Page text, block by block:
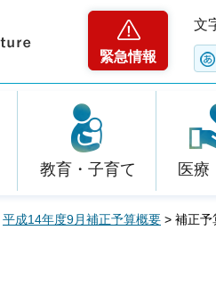
緊急情報
文
教育・子育て 医療
平成14年度9月補正予算概要 > 補正予